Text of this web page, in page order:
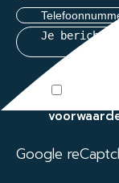
Google